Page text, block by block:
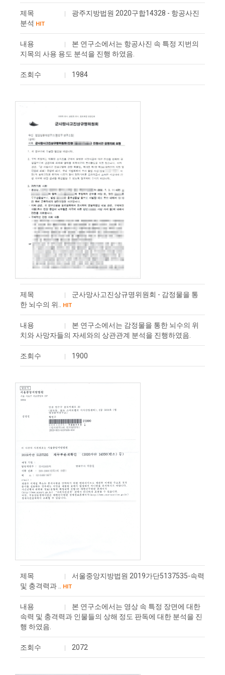
제목
광주지방법원 2020구합14328 - 항공사진
분석 HIT
내용
본 연구소에서는 항공사진 속 특정 지번의
지목의 사용 용도 분석을 진행 하였음.
조회수 1984
제목
군사망사고진상규명위원회 - 감정물을 통
한 뇌수의 위..
HIT
내용
본 연구소에서는 감정물을 통한 뇌수의 위
치와 사망자들의 자세와의 상관관계 분석을 진행하였음.
조회수 1900
제목
서울중앙지방법원 2019가단5137535-속력
및 충격력과 ..
HIT
내용
본 연구소에서는 영상 속 특정 장면에 대한
속력 및 충격력과 인물들의 상해 정도 판독에 대한 분석을 진
행 하였음.
조회수 2072